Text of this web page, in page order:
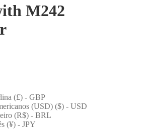
M242
(£) - GBP
(USD) ($) - USD
(R$) - BRL
(¥) - JPY